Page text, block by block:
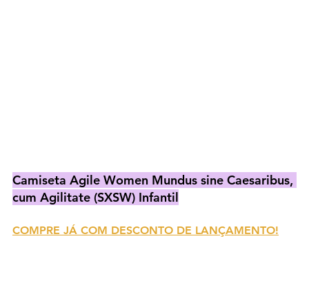
Camiseta Agile Women Mundus sine Caesaribus,
cum Agilitate (SXSW) Infantil
COMPRE JÁ COM DESCONTO DE LANÇAMENTO!